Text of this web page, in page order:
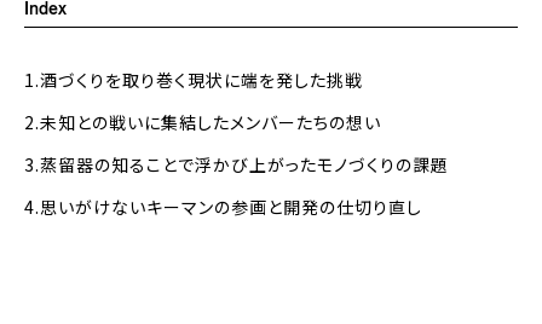
Index
1.酒づくりを取り巻く現状に端を発した挑戦
2.未知との戦いに集結したメンバーたちの想い
3.蒸留器の知ることで浮かび上がったモノづくりの課題
4.思いがけないキーマンの参画と開発の仕切り直し